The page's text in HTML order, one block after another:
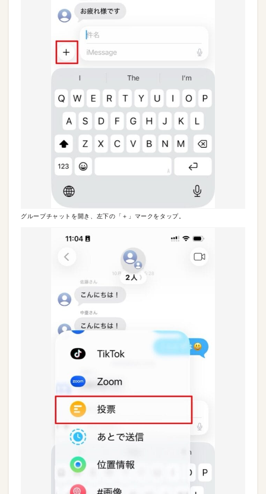
グループチャットを開き、左下の「＋」マークをタップ。